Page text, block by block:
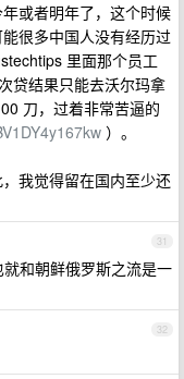
或者明年了，这个时候
很多中国人没有经历过
里面那个员工
贷结果只能去沃尔玛拿
刀，过着非常苦逼的
）。
我觉得留在国内至少还
31
和朝鲜俄罗斯之流是一
32